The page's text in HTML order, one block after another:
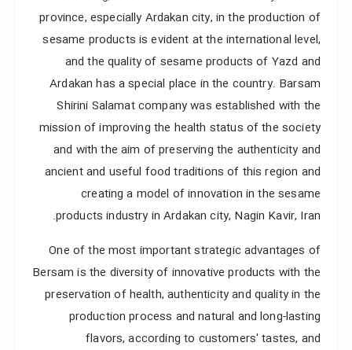
province, especially Ardakan city, in the production of
sesame products is evident at the international level,
and the quality of sesame products of Yazd and
Ardakan has a special place in the country. Barsam
Shirini Salamat company was established with the
mission of improving the health status of the society
and with the aim of preserving the authenticity and
ancient and useful food traditions of this region and
creating a model of innovation in the sesame
products industry in Ardakan city, Nagin Kavir, Iran.
One of the most important strategic advantages of
Bersam is the diversity of innovative products with the
preservation of health, authenticity and quality in the
production process and natural and long-lasting
flavors, according to customers' tastes, and